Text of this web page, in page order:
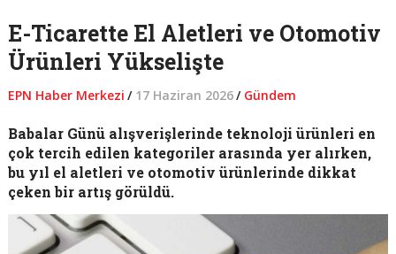
E-Ticarette El Aletleri ve Otomotiv
Ürünleri Yükselişte
EPN Haber Merkezi / 17 Haziran 2026/ Gündem
Babalar Günü alışverişlerinde teknoloji ürünleri en
çok tercih edilen kategoriler arasında yer alırken,
bu yıl el aletleri ve otomotiv ürünlerinde dikkat
çeken bir artış görüldü.